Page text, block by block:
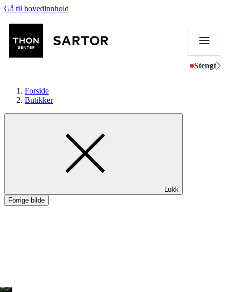
Gå til hovedinnhold
Stengt
Mat og drikke
Tilbud
Forside
Butikker
Lukk
Forrige bilde